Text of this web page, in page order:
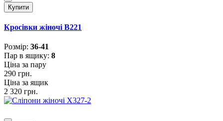
Купити
Кросівки жіночі B221
Розмiр: 36-41
Пар в ящику: 8
Ціна за пару
290 грн.
Ціна за ящик
2 320 грн.